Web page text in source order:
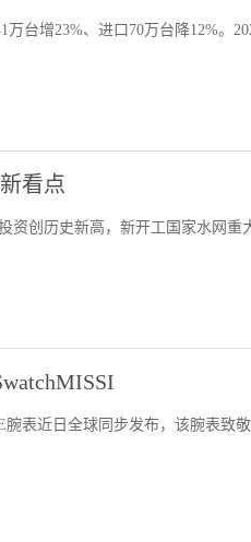
台增23%、进口70万台降12%。
看点
资创历史新高，新开工国家水网重
腕表近日全球同步发布，该腕表